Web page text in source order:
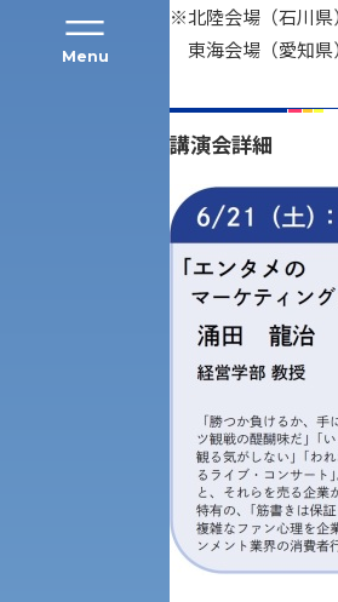
Menu
一般選抜入試［中期日程］
共通テスト利用入試[前期][後期]
専門学科等対象公募推薦入試
科目等履修生・聴講生募集
キャンパス・施設の見学について
※北陸会場（石川県
東海会場（愛知県
講演会詳細